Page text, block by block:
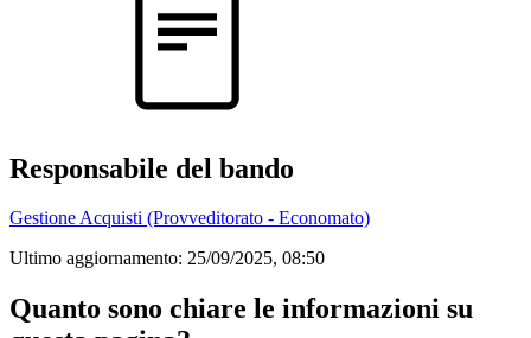
Responsabile del bando
Gestione Acquisti (Provveditorato - Economato)
Ultimo aggiornamento: 25/09/2025, 08:50
Quanto sono chiare le informazioni su